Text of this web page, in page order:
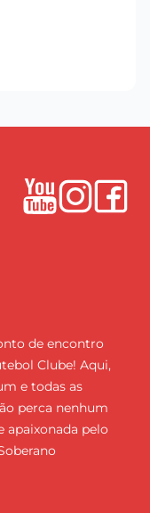
de encontro
Clube! Aqui,
e todas as
perca nenhum
apaixonada pelo